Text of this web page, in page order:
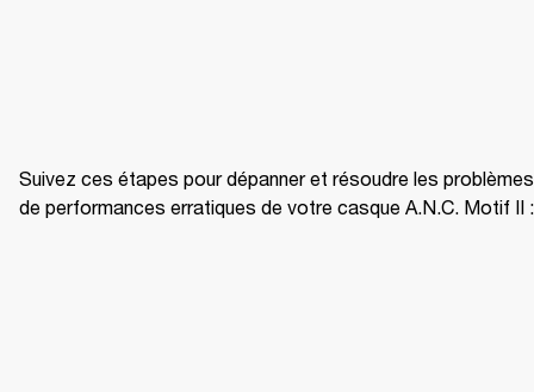
Suivez ces étapes pour dépanner et résoudre les problèmes
de performances erratiques de votre casque A.N.C. Motif II :